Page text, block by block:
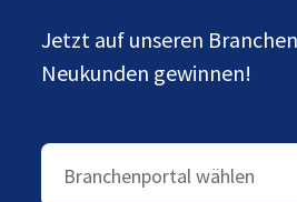
Jetzt auf unseren
Neukunden gewinnen!
Branchenportal wählen